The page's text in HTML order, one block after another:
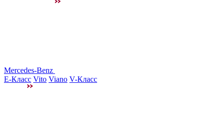
Mercedes-Benz
E-Класс Vito Viano V-Класс